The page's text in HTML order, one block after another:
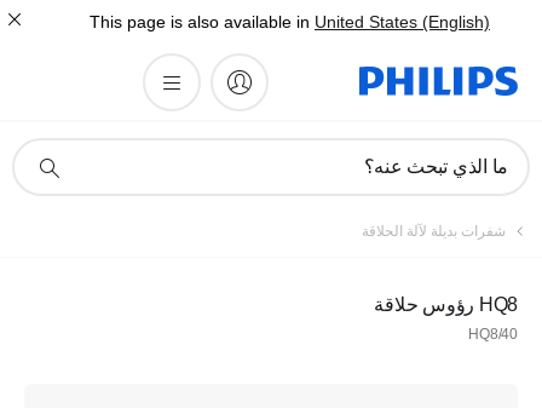
This page is also available in United States (English)
دعم
ما الذي تبحث عنه؟
شفرات بديلة لآلة الحلاقة
HQ8 رؤوس حلاقة
HQ8/40